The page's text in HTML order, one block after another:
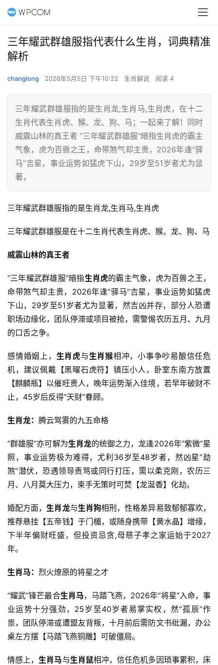
三年耀武群雄服指代表什么生肖，词典精准
解析
changlong 2026年5月5日 下午10:22 生肖解说 阅读 4
三年耀武群雄服指的是生肖龙,生肖马,生肖虎，在十二
生肖代表生肖虎、猴、龙、狗、马；一起来了解！同时
威震山林的真王者 “三年耀武群雄服”暗指生肖虎的霸主
气象，虎为百兽之王，命带煞气却主贵，2026年逢“驿
马”吉星，事业运势如猛虎下山，29岁至51岁者尤为显
著，
三年耀武群雄服指的是生肖龙,生肖马,生肖虎
三年耀武群雄服是在十二生肖代表生肖虎、猴、龙、狗、马
威震山林的真王者
“三年耀武群雄服”暗指生肖虎的霸主气象，虎为百兽之王，
命带煞气却主贵，2026年逢“驿马”吉星，事业运势如猛虎
下山，29岁至51岁者尤为显著，然吉凶并存，部分人恐遭
职场边缘化，团队停滞或项目被抢，需警惕农历五月、九月
的口舌之争。
感情婚姻上， 生肖虎与生肖猴相冲，小事争吵易酿信任危
机，建议佩戴【黑曜石虎符】镇压小人，卧室东南方放置
【麒麟瓶】以催旺贵人，晚年运势渐入佳境，若早年破财不
止，45岁后反得“天财”眷顾。
生肖龙： 腾云驾雾的九五命格
“群雄服”亦可解为生肖龙的统御之力，龙逢2026年“紫微”星
照，事业运势极为难得，尤利36岁至48岁者，然凶星“劫
煞”潜伏，恐遇领导责骂或同行打压，需以柔克刚，农历三
月、八月莫大压力，束手无策时可焚【龙涎香】化劫。
婚配方面，生肖龙与生肖狗相刑，性格差异易致郁郁寡欢，
推荐悬挂【五帝钱】于门楣，或随身携带【黄水晶】增缘，
下半年偏财旺盛，但投资忌贪,母慈子孝之家运始于2027
年。
生肖马： 烈火燎原的将星之才
“耀武”锋芒最合生肖马，马踏飞燕，2026年“将星”入命，事
业运势十分强劲，25岁至40岁者易掌实权，然“孤辰”作
祟，团队停滞或遭盟友背叛，十月前后需防文书纰漏，办公
桌左方摆【马踏飞燕铜雕】可破僵局。
情感上，生肖马与生肖鼠相冲，信任危机多因琐事累积，床